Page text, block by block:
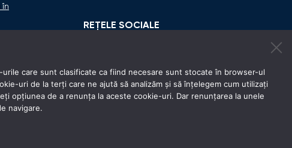
în
REȚELE SOCIALE
care sunt clasificate ca fiind necesare sunt stocate în browser-ul
uri de la terți care ne ajută să analizăm și să înțelegem cum utilizați
opțiunea de a renunța la aceste cookie-uri. Dar renunțarea la unele
navigare.